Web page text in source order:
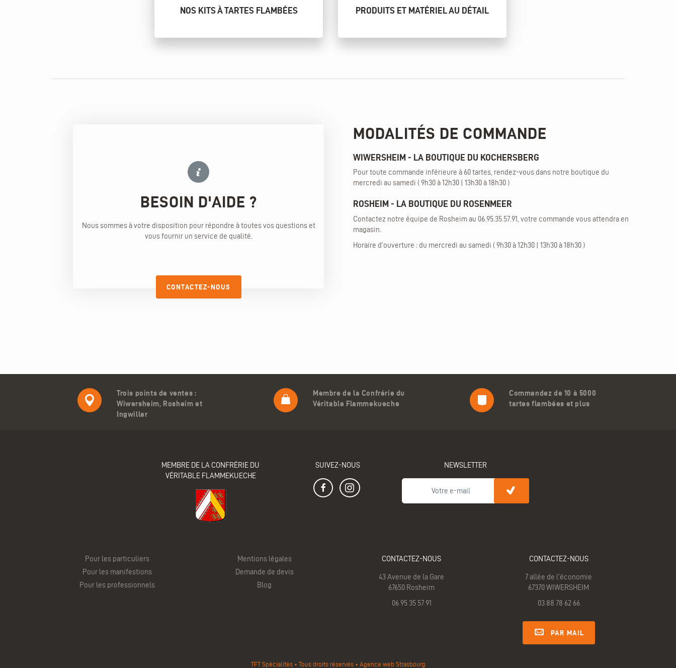
NOS KITS À TARTES FLAMBÉES PRODUITS ET MATÉRIEL AU DÉTAIL
BESOIN D'AIDE ?
Nous sommes à votre disposition pour répondre à toutes vos questions et
vous fournir un service de qualité.
CONTACTEZ-NOUS
MODALITÉS DE COMMANDE
WIWERSHEIM - LA BOUTIQUE DU KOCHERSBERG
Pour toute commande inférieure à 60 tartes, rendez-vous dans notre boutique du
mercredi au samedi ( 9h30 à 12h30 | 13h30 à 18h30 )
ROSHEIM - LA BOUTIQUE DU ROSENMEER
Contactez notre équipe de Rosheim au 06.95.35.57.91, votre commande vous attendra en
magasin.
Horaire d'ouverture : du mercredi au samedi ( 9h30 à 12h30 | 13h30 à 18h30 )
Trois points de ventes :
Wiwersheim, Rosheim et
Ingwiller
Membre de la Confrérie du
Véritable Flammekueche
Commandez de 10 à 5000
tartes flambées et plus
MEMBRE DE LA CONFRÉRIE DU
VÉRITABLE FLAMMEKUECHE
SUIVEZ-NOUS NEWSLETTER
Pour les particuliers
Pour les manifestions
Pour les professionnels
Mentions légales
Demande de devis
Blog
CONTACTEZ-NOUS
43 Avenue de la Gare
67650 Rosheim
06 95 35 57 91
CONTACTEZ-NOUS
7 allée de l'économie
67370 WIWERSHEIM
03 88 78 62 66
PAR MAIL
TFT Spécialités Tous droits réservés Agence web Strasbourg